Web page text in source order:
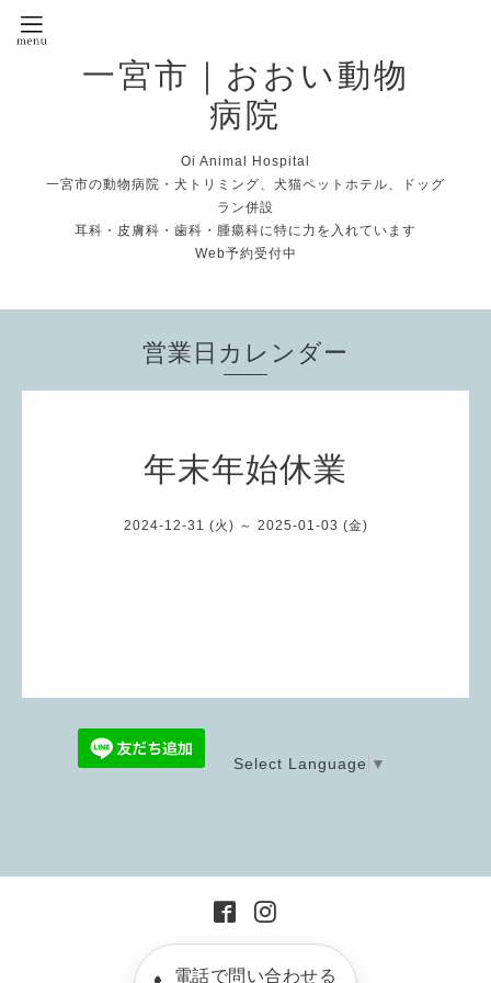
一宮市｜おおい動物
病院
Oi Animal Hospital
一宮市の動物病院・犬トリミング、犬猫ペットホテル、ドッグ
ラン併設
耳科・皮膚科・歯科・腫瘍科に特に力を入れています
Web予約受付中
営業日カレンダー
年末年始休業
2024-12-31 (火) ～ 2025-01-03 (金)
Select Language ▼
電話で問い合わせる